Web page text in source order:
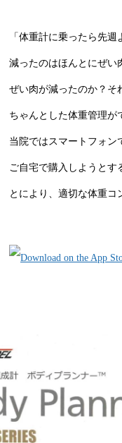
「体重計に乗ったら先
減ったのはほんとにぜい
ぜい肉が減ったのか？そ
ちゃんとした体重管理が
当院ではスマートフォン
ご自宅で購入しようとす
とにより、適切な体重コ